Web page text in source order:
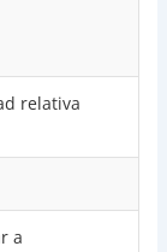
relativa
a